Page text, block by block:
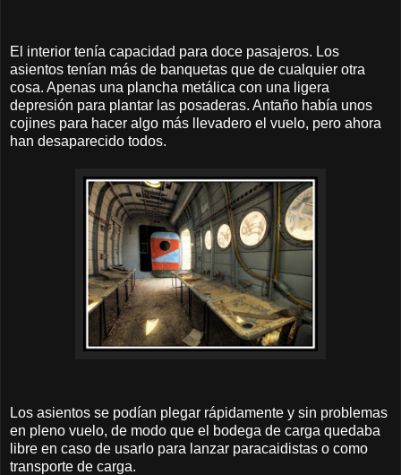
El interior tenía capacidad para doce pasajeros. Los
asientos tenían más de banquetas que de cualquier otra
cosa. Apenas una plancha metálica con una ligera
depresión para plantar las posaderas. Antaño había unos
cojines para hacer algo más llevadero el vuelo, pero ahora
han desaparecido todos.
Los asientos se podían plegar rápidamente y sin problemas
en pleno vuelo, de modo que el bodega de carga quedaba
libre en caso de usarlo para lanzar paracaidistas o como
transporte de carga.